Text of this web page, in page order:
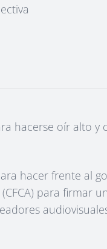
hacerse oír alto
hacer frente al
para firmar un